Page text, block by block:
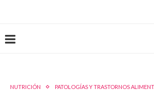
NUTRICIÓN PATOLOGÍAS Y TRASTORNOS